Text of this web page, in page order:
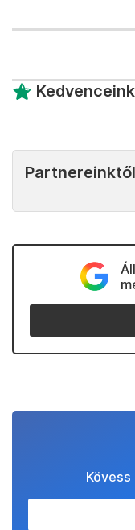
Kedvenceink
Partnereinktől